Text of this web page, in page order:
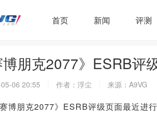
首页 新闻 评测
博朋克2077》ESRB
06 20:55 作者：浮尘 来源：A9VG
赛博朋克2077》ESRB评级页面最近进